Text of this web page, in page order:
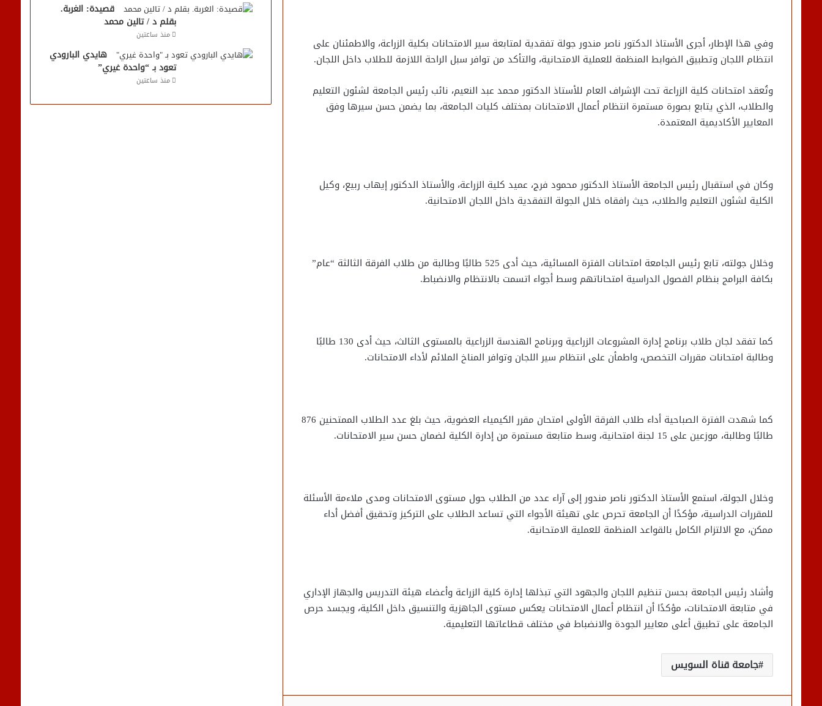
وفي هذا الإطار، أجرى الأستاذ الدكتور ناصر مندور جولة تفقدية لمتابعة سير الامتحانات بكلية الزراعة، والاطمئنان على
انتظام اللجان وتطبيق الضوابط المنظمة للعملية الامتحانية، والتأكد من توافر سبل الراحة اللازمة للطلاب داخل اللجان.
وتُعقد امتحانات كلية الزراعة تحت الإشراف العام للأستاذ الدكتور محمد عبد النعيم، نائب رئيس الجامعة لشئون التعليم
والطلاب، الذي يتابع بصورة مستمرة انتظام أعمال الامتحانات بمختلف كليات الجامعة، بما يضمن حسن سيرها وفق
المعايير الأكاديمية المعتمدة.
وكان في استقبال رئيس الجامعة الأستاذ الدكتور محمود فرج، عميد كلية الزراعة، والأستاذ الدكتور إيهاب ربيع، وكيل
الكلية لشئون التعليم والطلاب، حيث رافقاه خلال الجولة التفقدية داخل اللجان الامتحانية.
وخلال جولته، تابع رئيس الجامعة امتحانات الفترة المسائية، حيث أدى 525 طالبًا وطالبة من طلاب الفرقة الثالثة “عام”
بكافة البرامج بنظام الفصول الدراسية امتحاناتهم وسط أجواء اتسمت بالانتظام والانضباط.
كما تفقد لجان طلاب برنامج إدارة المشروعات الزراعية وبرنامج الهندسة الزراعية بالمستوى الثالث، حيث أدى 130 طالبًا
وطالبة امتحانات مقررات التخصص، واطمأن على انتظام سير اللجان وتوافر المناخ الملائم لأداء الامتحانات.
كما شهدت الفترة الصباحية أداء طلاب الفرقة الأولى امتحان مقرر الكيمياء العضوية، حيث بلغ عدد الطلاب الممتحنين 876
طالبًا وطالبة، موزعين على 15 لجنة امتحانية، وسط متابعة مستمرة من إدارة الكلية لضمان حسن سير الامتحانات.
وخلال الجولة، استمع الأستاذ الدكتور ناصر مندور إلى آراء عدد من الطلاب حول مستوى الامتحانات ومدى ملاءمة الأسئلة
للمقررات الدراسية، مؤكدًا أن الجامعة تحرص على تهيئة الأجواء التي تساعد الطلاب على التركيز وتحقيق أفضل أداء
ممكن، مع الالتزام الكامل بالقواعد المنظمة للعملية الامتحانية.
وأشاد رئيس الجامعة بحسن تنظيم اللجان والجهود التي تبذلها إدارة كلية الزراعة وأعضاء هيئة التدريس والجهاز الإداري
في متابعة الامتحانات، مؤكدًا أن انتظام أعمال الامتحانات يعكس مستوى الجاهزية والتنسيق داخل الكلية، ويجسد حرص
الجامعة على تطبيق أعلى معايير الجودة والانضباط في مختلف قطاعاتها التعليمية.
جامعة قناة السويس
قصيدة: الغربة.
بقلم د / تالين محمد
منذ ساعتين
هايدي البارودي
تعود بـ “واحدة غيري”
منذ ساعتين